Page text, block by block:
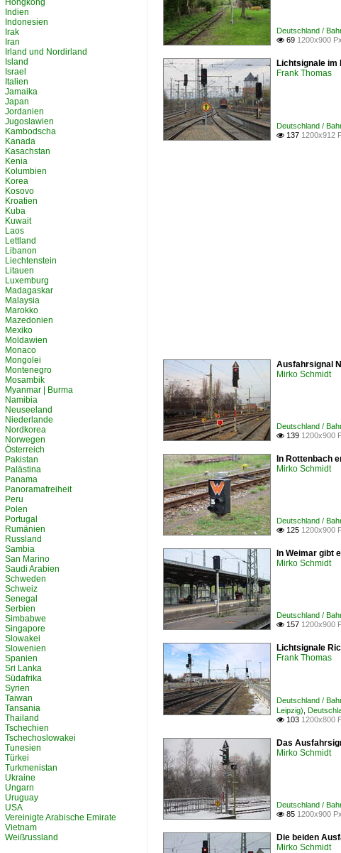
Deutschland /
 69 1200x900
Lichtsignale im
Frank Thomas
Deutschland /
 137 1200x912
Ausfahrsignal
Mirko Schmidt
Deutschland /
 139 1200x900
In Rottenbach
Mirko Schmidt
Deutschland /
 125 1200x900
In Weimar gibt
Mirko Schmidt
Deutschland /
 157 1200x900
Lichtsignale
Frank Thomas
Deutschland /
Leipzig)
 103 1200x800
Das
Mirko Schmidt
Deutschland /
 85 1200x900
Die beiden
Mirko Schmidt
Hongkong
Indien
Indonesien
Irak
Iran
Irland und Nordirland
Island
Israel
Italien
Jamaika
Japan
Jordanien
Jugoslawien
Kambodscha
Kanada
Kasachstan
Kenia
Kolumbien
Korea
Kosovo
Kroatien
Kuba
Kuwait
Laos
Lettland
Libanon
Liechtenstein
Litauen
Luxemburg
Madagaskar
Malaysia
Marokko
Mazedonien
Mexiko
Moldawien
Monaco
Mongolei
Montenegro
Mosambik
Myanmar | Burma
Namibia
Neuseeland
Niederlande
Nordkorea
Norwegen
Österreich
Pakistan
Palästina
Panama
Panoramafreiheit
Peru
Polen
Portugal
Rumänien
Russland
Sambia
San Marino
Saudi Arabien
Schweden
Schweiz
Senegal
Serbien
Simbabwe
Singapore
Slowakei
Slowenien
Spanien
Sri Lanka
Südafrika
Syrien
Taiwan
Tansania
Thailand
Tschechien
Tschechoslowakei
Tunesien
Türkei
Turkmenistan
Ukraine
Ungarn
Uruguay
USA
Vereinigte Arabische Emirate
Vietnam
Weißrussland